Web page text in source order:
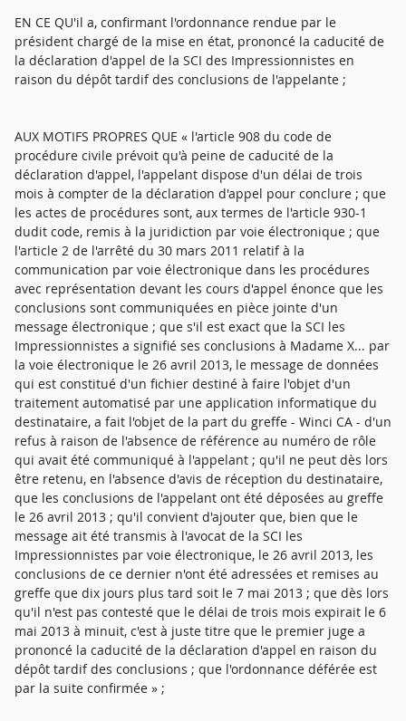
EN CE QU'il a, confirmant l'ordonnance rendue par le
président chargé de la mise en état, prononcé la caducité de
la déclaration d'appel de la SCI des Impressionnistes en
raison du dépôt tardif des conclusions de l'appelante ;
AUX MOTIFS PROPRES QUE « l'article 908 du code de
procédure civile prévoit qu'à peine de caducité de la
déclaration d'appel, l'appelant dispose d'un délai de trois
mois à compter de la déclaration d'appel pour conclure ; que
les actes de procédures sont, aux termes de l'article 930-1
dudit code, remis à la juridiction par voie électronique ; que
l'article 2 de l'arrêté du 30 mars 2011 relatif à la
communication par voie électronique dans les procédures
avec représentation devant les cours d'appel énonce que les
conclusions sont communiquées en pièce jointe d'un
message électronique ; que s'il est exact que la SCI les
Impressionnistes a signifié ses conclusions à Madame X... par
la voie électronique le 26 avril 2013, le message de données
qui est constitué d'un fichier destiné à faire l'objet d'un
traitement automatisé par une application informatique du
destinataire, a fait l'objet de la part du greffe - Winci CA - d'un
refus à raison de l'absence de référence au numéro de rôle
qui avait été communiqué à l'appelant ; qu'il ne peut dès lors
être retenu, en l'absence d'avis de réception du destinataire,
que les conclusions de l'appelant ont été déposées au greffe
le 26 avril 2013 ; qu'il convient d'ajouter que, bien que le
message ait été transmis à l'avocat de la SCI les
Impressionnistes par voie électronique, le 26 avril 2013, les
conclusions de ce dernier n'ont été adressées et remises au
greffe que dix jours plus tard soit le 7 mai 2013 ; que dès lors
qu'il n'est pas contesté que le délai de trois mois expirait le 6
mai 2013 à minuit, c'est à juste titre que le premier juge a
prononcé la caducité de la déclaration d'appel en raison du
dépôt tardif des conclusions ; que l'ordonnance déférée est
par la suite confirmée » ;